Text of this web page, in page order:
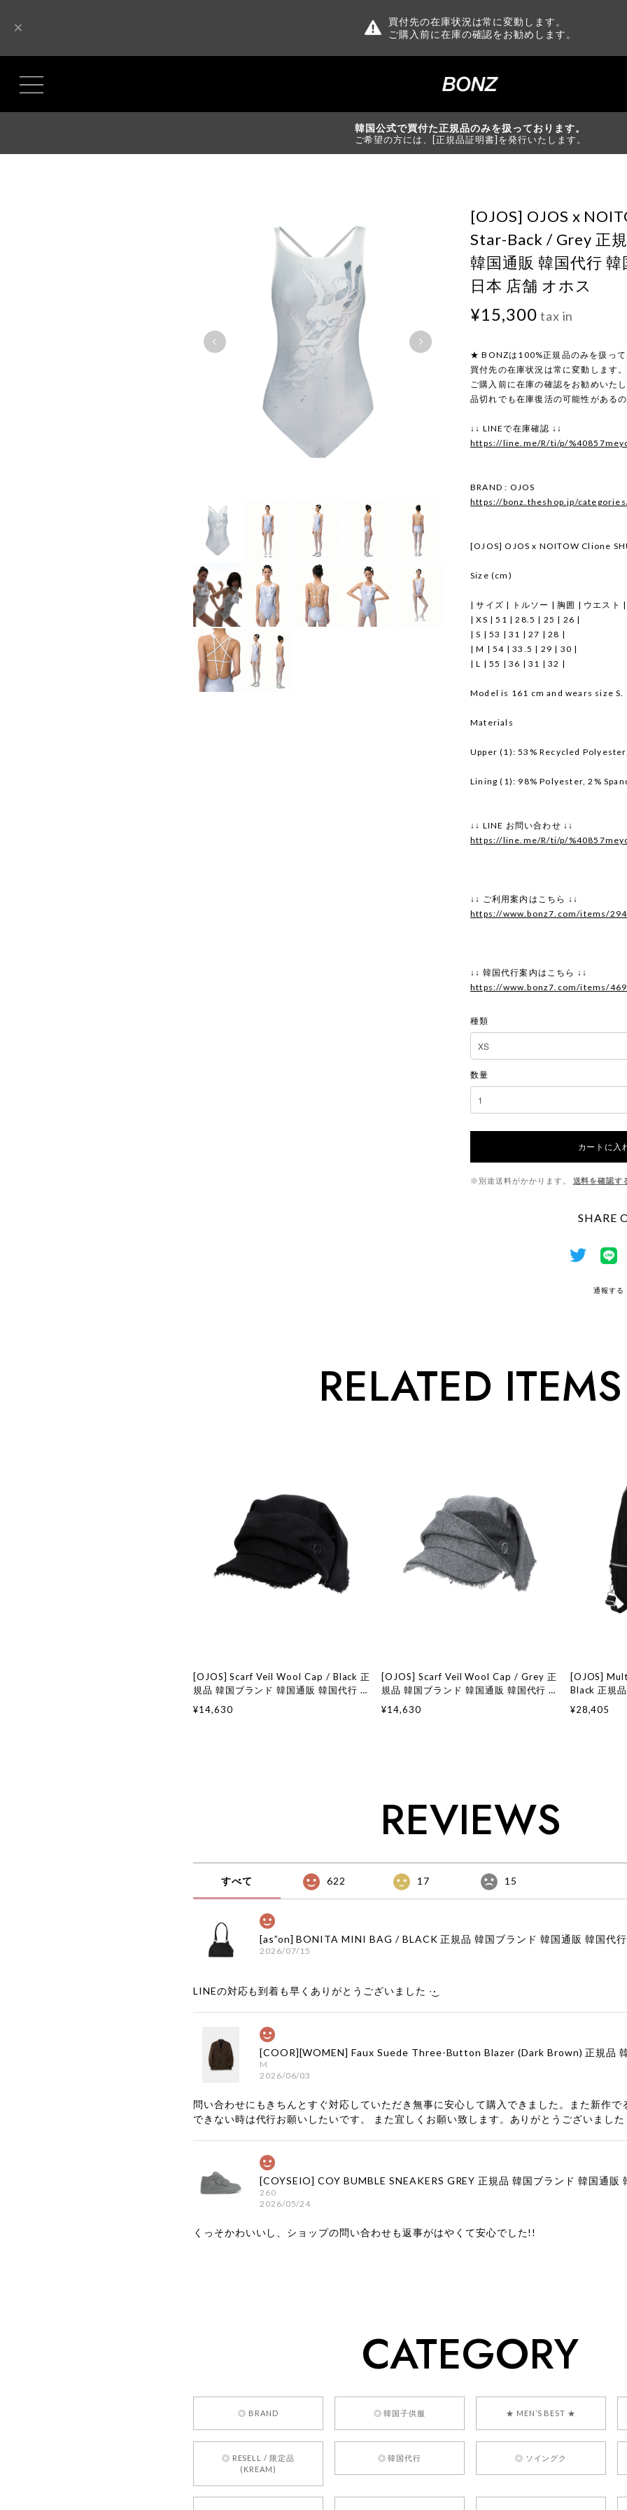
買付先の在庫状況は常に変動します。
ご購入前に在庫の確認をお勧めします。
韓国公式で買付た正規品のみを扱っております。
ご希望の方には、[正規品証明書]を発行いたします。
[OJOS] OJOS x
Star-Back / Grey 正
韓国通販 韓国代行
日本 店舗 オホス
¥15,300 tax in
★ BONZは100%正規品のみを扱って
買付先の在庫状況は常に変動します。
ご購入前に在庫の確認をお勧めいたし
品切れでも在庫復活の可能性がある
↓↓ LINEで在庫確認 ↓↓
https://line.me/R/ti/p/
BRAND : OJOS
https://bonz.theshop.jp/
[OJOS] OJOS x NOITOW Clione
Size (cm)
| サイズ | トルソー | 胸囲 | ウエスト
| XS | 51 | 28.5 | 25 | 26 |
| S | 53 | 31 | 27 | 28 |
| M | 54 | 33.5 | 29 | 30 |
| L | 55 | 36 | 31 | 32 |
Model is 161 cm and wears size S.
Materials
Upper (1): 53% Recycled
Lining (1): 98% Polyester, 2%
↓↓ LINE お問い合わせ ↓↓
https://line.me/R/ti/p/
↓↓ ご利用案内はこちら ↓↓
https://www.bonz7.com/items/
↓↓ 韓国代行案内はこちら ↓↓
https://www.bonz7.com/items/
種類
数量
カートに入
※別途送料がかかります。 送料を確認す
SHARE
通報する
RELATED ITEMS
[OJOS] Scarf Veil Wool Cap / Black 正
規品 韓国ブランド 韓国通販 韓国代行 韓
¥14,630
[OJOS] Scarf Veil Wool Cap / Grey 正
規品 韓国ブランド 韓国通販 韓国代行 韓
¥14,630
[OJOS]
Black 正規
ス
¥28,405
REVIEWS
すべて 622 17 15
2026/07/15
LINEの対応も到着も早くありがとうございました‪ ·͜·
M
2026/06/03
問い合わせにもきちんとすぐ対応していただき無事に安心して購入できました。また新作で
できない時は代行お願いしたいです。 また宜しくお願い致します。ありがとうございました
260
2026/05/24
くっそかわいいし、ショップの問い合わせも返事がはやくて安心でした!!
2026/05/24
250
CATEGORY
◎ BRAND ◎ 韓国子供服 ★ MEN’S BEST ★
◎ RESELL / 限定品
(KREAM)
◎ 韓国代行 ◎ ソイングク